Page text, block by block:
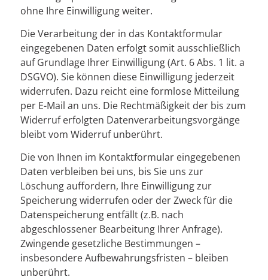
ohne Ihre Einwilligung weiter.
Die Verarbeitung der in das Kontaktformular
eingegebenen Daten erfolgt somit ausschließlich
auf Grundlage Ihrer Einwilligung (Art. 6 Abs. 1 lit. a
DSGVO). Sie können diese Einwilligung jederzeit
widerrufen. Dazu reicht eine formlose Mitteilung
per E-Mail an uns. Die Rechtmäßigkeit der bis zum
Widerruf erfolgten Datenverarbeitungsvorgänge
bleibt vom Widerruf unberührt.
Die von Ihnen im Kontaktformular eingegebenen
Daten verbleiben bei uns, bis Sie uns zur
Löschung auffordern, Ihre Einwilligung zur
Speicherung widerrufen oder der Zweck für die
Datenspeicherung entfällt (z.B. nach
abgeschlossener Bearbeitung Ihrer Anfrage).
Zwingende gesetzliche Bestimmungen –
insbesondere Aufbewahrungsfristen – bleiben
unberührt.